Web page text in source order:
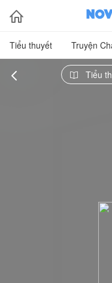

Tiểu thuyết Truyện
  Tiểu